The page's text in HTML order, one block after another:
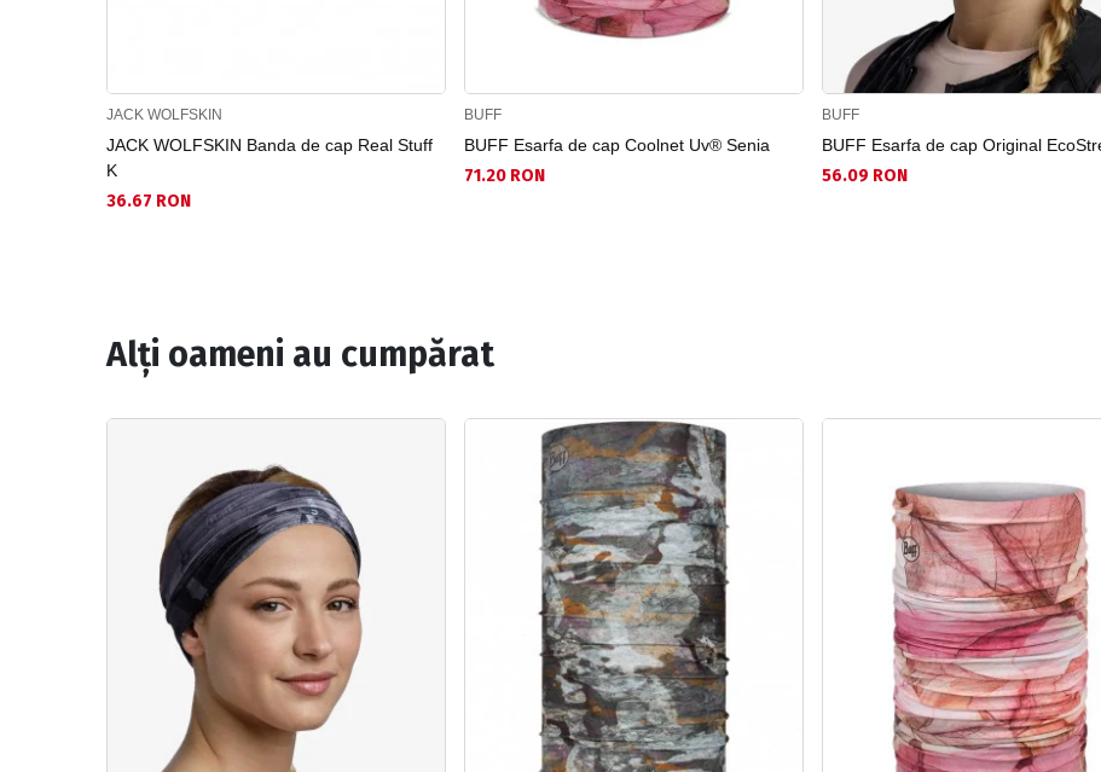
JACK WOLFSKIN
JACK WOLFSKIN Banda de cap Real Stuff
K
36.67 RON
BUFF
BUFF Esarfa de cap Coolnet Uv® Senia
71.20 RON
BUFF
BUFF Esarfa de cap Original
56.09 RON
Alți oameni au cumpărat